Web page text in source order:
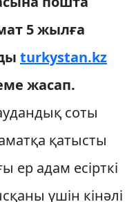
5 жылға
turkystan.kz
жасап.
соты
қатысты
ер адам есірткі
үшін кінәлі